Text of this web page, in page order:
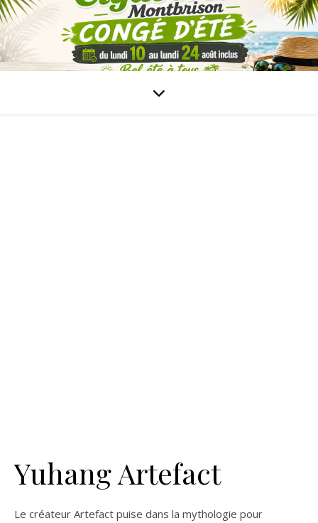
Yuhang Artefact
Le créateur Artefact puise dans la mythologie pour